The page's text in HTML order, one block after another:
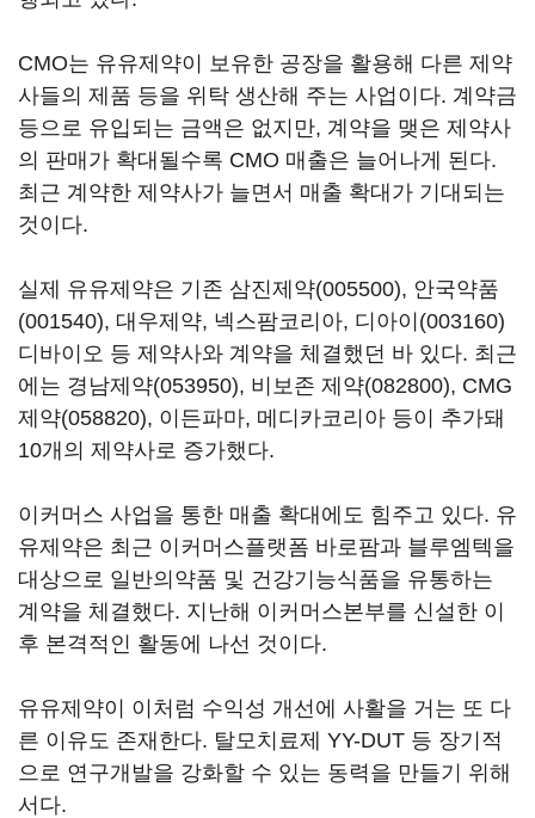
CMO는 유유제약이 보유한 공장을 활용해 다른 제약
사들의 제품 등을 위탁 생산해 주는 사업이다. 계약금
등으로 유입되는 금액은 없지만, 계약을 맺은 제약사
의 판매가 확대될수록 CMO 매출은 늘어나게 된다.
최근 계약한 제약사가 늘면서 매출 확대가 기대되는
것이다.
실제 유유제약은 기존 삼진제약(005500), 안국약품
(001540), 대우제약, 넥스팜코리아, 디아이(003160)
디바이오 등 제약사와 계약을 체결했던 바 있다. 최근
에는 경남제약(053950), 비보존 제약(082800), CMG
제약(058820), 이든파마, 메디카코리아 등이 추가돼
10개의 제약사로 증가했다.
이커머스 사업을 통한 매출 확대에도 힘주고 있다. 유
유제약은 최근 이커머스플랫폼 바로팜과 블루엠텍을
대상으로 일반의약품 및 건강기능식품을 유통하는
계약을 체결했다. 지난해 이커머스본부를 신설한 이
후 본격적인 활동에 나선 것이다.
유유제약이 이처럼 수익성 개선에 사활을 거는 또 다
른 이유도 존재한다. 탈모치료제 YY-DUT 등 장기적
으로 연구개발을 강화할 수 있는 동력을 만들기 위해
서다.